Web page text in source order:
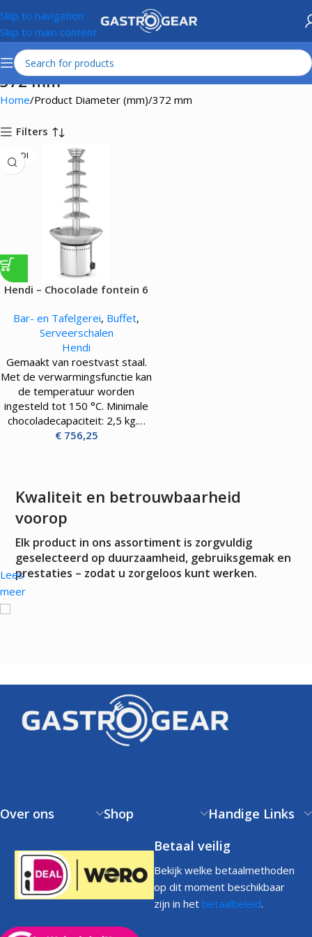
Skip to navigation
Skip to main content
372 mm
Home Product Diameter (mm) 372 mm
Filters
HENDI
Hendi – Chocolade fontein 6
Bar- en Tafelgerei, Buffet,
Serveerschalen
Hendi
Gemaakt van roestvast staal.
Met de verwarmingsfunctie kan
de temperatuur worden
ingesteld tot 150 °C. Minimale
chocoladecapaciteit: 2,5 kg.…
€756,25
Kwaliteit en betrouwbaarheid
voorop
Elk product in ons assortiment is zorgvuldig
geselecteerd op duurzaamheid, gebruiksgemak en
prestaties – zodat u zorgeloos kunt werken.
Lees
meer
Over ons Shop
Handige Links
Betaal veilig
Bekijk welke betaalmethoden
op dit moment beschikbaar
zijn in het betaalbeleid.